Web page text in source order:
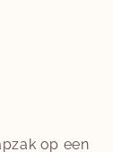
op een